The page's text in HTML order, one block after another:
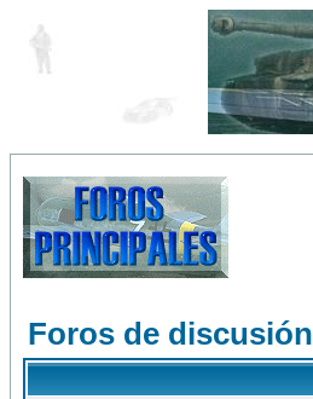
Foros de discusión